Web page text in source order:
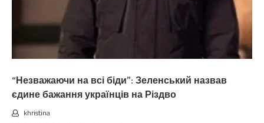
“Незважаючи на всі біди”: Зеленський назвав
єдине бажання українців на Різдво
khristina